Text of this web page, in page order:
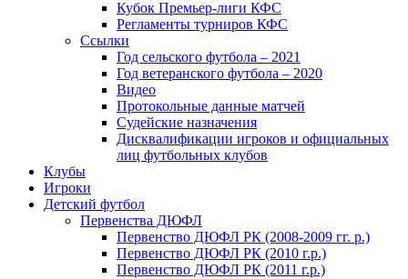
Кубок Премьер-лиги КФС
Регламенты турниров КФС
Ссылки
Год сельского футбола – 2021
Год ветеранского футбола – 2020
Видео
Протокольные данные матчей
Судейские назначения
Дисквалификации игроков и официальных
лиц футбольных клубов
Клубы
Игроки
Детский футбол
Первенства ДЮФЛ
Первенство ДЮФЛ РК (2008-2009 гг. р.)
Первенство ДЮФЛ РК (2010 г.р.)
Первенство ДЮФЛ РК (2011 г.р.)